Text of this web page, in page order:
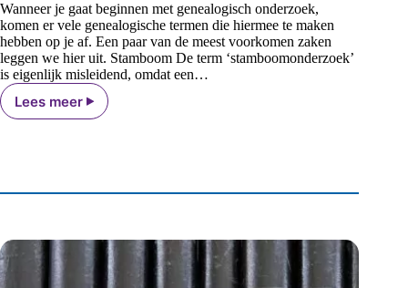
Wanneer je gaat beginnen met genealogisch onderzoek,
komen er vele genealogische termen die hiermee te maken
hebben op je af. Een paar van de meest voorkomen zaken
leggen we hier uit. Stamboom De term ‘stamboomonderzoek’
is eigenlijk misleidend, omdat een…
Lees meerAlgemene